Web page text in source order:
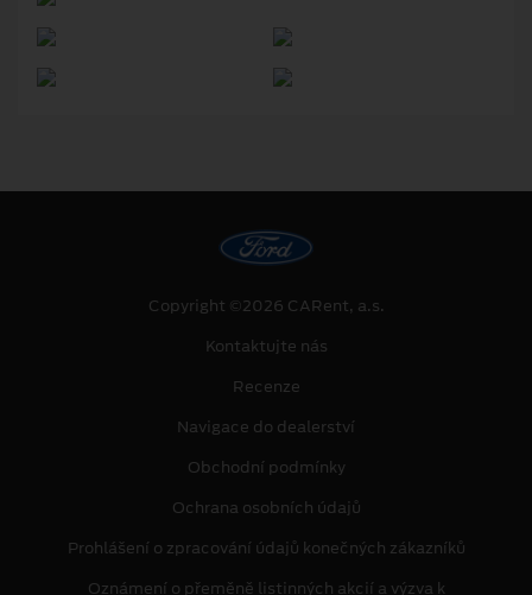
Copyright ©2026 CARent, a.s.
Kontaktujte nás
Recenze
Navigace do dealerství
Obchodní podmínky
Ochrana osobních údajů
Prohlášení o zpracování údajů konečných zákazníků
Oznámení o přeměně listinných akcií a výzva k